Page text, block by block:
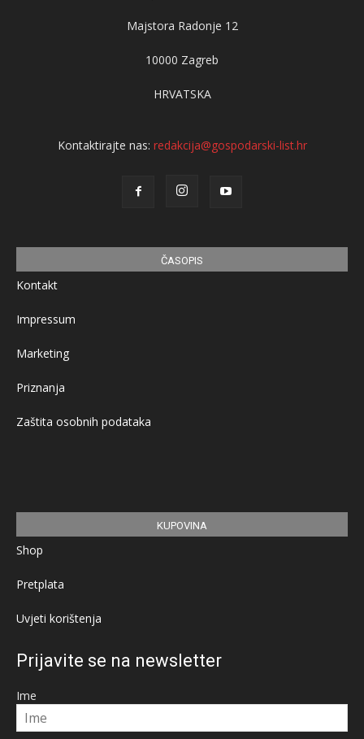
Majstora Radonje 12
10000 Zagreb
HRVATSKA
Kontaktirajte nas: redakcija@gospodarski-list.hr
ČASOPIS
Kontakt
Impressum
Marketing
Priznanja
Zaštita osobnih podataka
KUPOVINA
Shop
Pretplata
Uvjeti korištenja
Prijavite se na newsletter
Ime